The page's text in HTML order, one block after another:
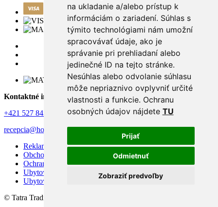
na ukladanie a/alebo prístup k
informáciám o zariadení. Súhlas s
týmito technológiami nám umožní
spracovávať údaje, ako je
správanie pri prehliadaní alebo
jedinečné ID na tejto stránke.
Nesúhlas alebo odvolanie súhlasu
môže nepriaznivo ovplyvniť určité
vlastnosti a funkcie. Ochranu
osobných údajov nájdete TU
Prijať
Odmietnuť
Zobraziť predvoľby
Kontaktné informácie
+421 527 843 344
recepcia@horizontresort.sk
Reklamačný poriadok
Obchodné podmienky
Ochrana osobných údajov
Ubytovací poriadok
Ubytovací poriadok – apartmány a chalety
© Tatra Trading International s.r.o.